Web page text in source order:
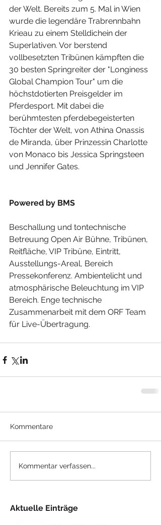
der Welt. Bereits zum 5. Mal in Wien
wurde die legendäre Trabrennbahn
Krieau zu einem Stelldichein der
Superlativen. Vor berstend
vollbesetzten Tribünen kämpften die
30 besten Springreiter der "Longiness
Global Champion Tour" um die
höchstdotierten Preisgelder im
Pferdesport. Mit dabei die
berühmtesten pferdebegeisterten
Töchter der Welt, von Athina Onassis
de Miranda, über Prinzessin Charlotte
von Monaco bis Jessica Springsteen
und Jennifer Gates.
Powered by BMS
Beschallung und tontechnische
Betreuung Open Air Bühne, Tribünen,
Reitfläche, VIP Tribüne, Eintritt,
Ausstellungs-Areal, Bereich
Pressekonferenz. Ambientelicht und
atmosphärische Beleuchtung im VIP
Bereich. Enge technische
Zusammenarbeit mit dem ORF Team
für Live-Übertragung.
Kommentare
Kommentar verfassen...
Aktuelle Einträge